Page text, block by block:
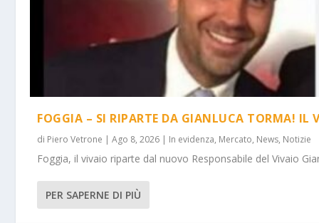
FOGGIA – SI RIPARTE DA GIANLUCA TORMA! IL
di Piero Vetrone |Ago 8, 2026 | In evidenza, Mercato, News, Notizie
Foggia, il vivaio riparte dal nuovo Responsabile del Vivaio
PER SAPERNE DI PIÙ